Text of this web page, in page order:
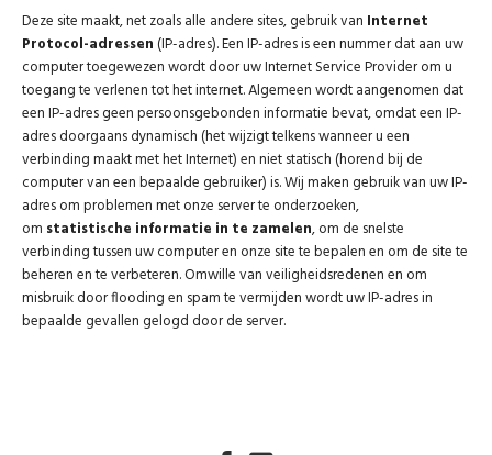
Deze site maakt, net zoals alle andere sites, gebruik van Internet
Protocol-adressen(IP-adres). Een IP-adres is een nummer dat aan uw
computer toegewezen wordt door uw Internet Service Provider om u
toegang te verlenen tot het internet. Algemeen wordt aangenomen dat
een IP-adres geen persoonsgebonden informatie bevat, omdat een IP-
adres doorgaans dynamisch (het wijzigt telkens wanneer u een
verbinding maakt met het Internet) en niet statisch (horend bij de
computer van een bepaalde gebruiker) is. Wij maken gebruik van uw IP-
adres om problemen met onze server te onderzoeken,
om statistische informatie in te zamelen, om de snelste
verbinding tussen uw computer en onze site te bepalen en om de site te
beheren en te verbeteren. Omwille van veiligheidsredenen en om
misbruik door flooding en spam te vermijden wordt uw IP-adres in
bepaalde gevallen gelogd door de server.